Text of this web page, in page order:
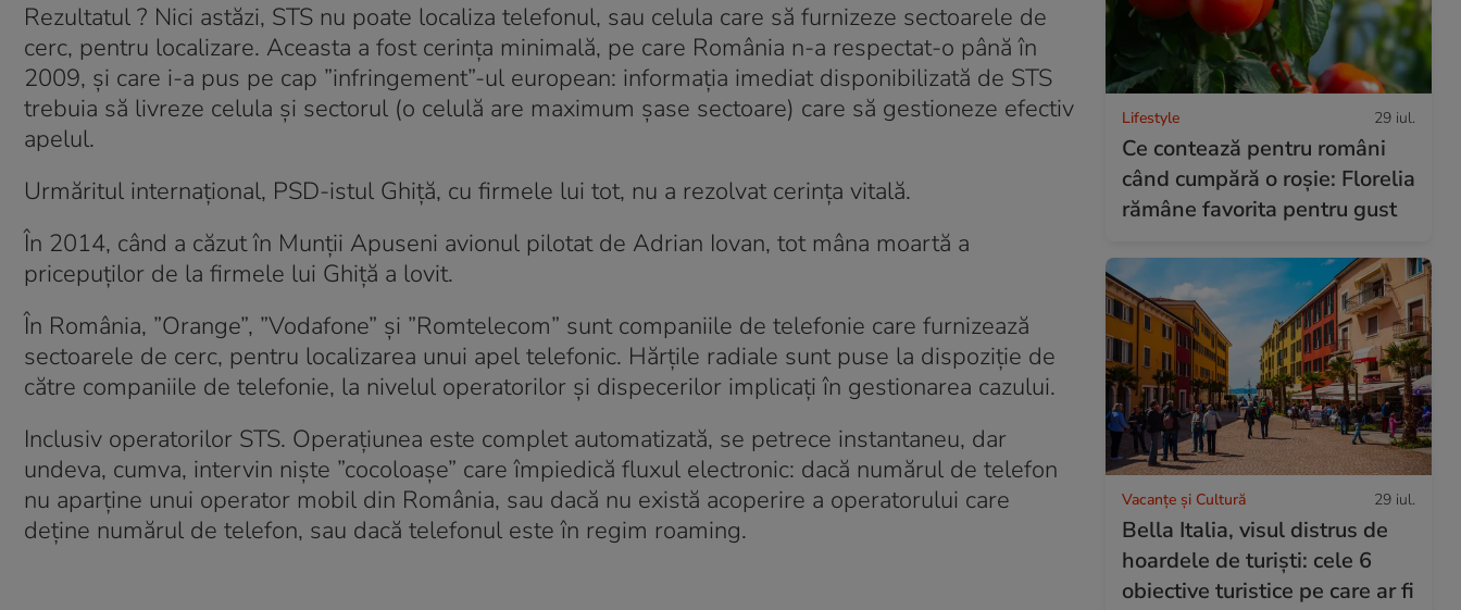
Rezultatul ? Nici astăzi, STS nu poate localiza telefonul, sau celula care să furnizeze sectoarele de
cerc, pentru localizare. Aceasta a fost cerința minimală, pe care România n-a respectat-o până în
2009, și care i-a pus pe cap ”infringement”-ul european: informația imediat disponibilizată de STS
trebuia să livreze celula și sectorul (o celulă are maximum șase sectoare) care să gestioneze efectiv
apelul.
Urmăritul internațional, PSD-istul Ghiță, cu firmele lui tot, nu a rezolvat cerința vitală.
În 2014, când a căzut în Munții Apuseni avionul pilotat de Adrian Iovan, tot mâna moartă a
pricepuților de la firmele lui Ghiță a lovit.
În România, ”Orange”, ”Vodafone” și ”Romtelecom” sunt companiile de telefonie care furnizează
sectoarele de cerc, pentru localizarea unui apel telefonic. Hărțile radiale sunt puse la dispoziție de
către companiile de telefonie, la nivelul operatorilor și dispecerilor implicați în gestionarea cazului.
Inclusiv operatorilor STS. Operațiunea este complet automatizată, se petrece instantaneu, dar
undeva, cumva, intervin niște ”cocoloașe” care împiedică fluxul electronic: dacă numărul de telefon
nu aparţine unui operator mobil din România, sau dacă nu există acoperire a operatorului care
deţine numărul de telefon, sau dacă telefonul este în regim roaming.
Lifestyle 29 iul.
Ce contează pentru români
când cumpără o roșie: Florelia
rămâne favorita pentru gust
Vacanțe și Cultură 29 iul.
Bella Italia, visul distrus de
hoardele de turiști: cele 6
obiective turistice pe care ar fi